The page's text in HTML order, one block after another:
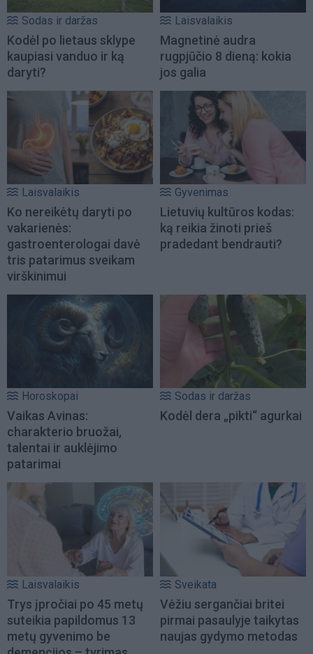
Sodas ir daržas
Kodėl po lietaus sklype
kaupiasi vanduo ir ką
daryti?
Laisvalaikis
Magnetinė audra
rugpjūčio 8 dieną: kokia
jos galia
Laisvalaikis
Ko nereikėtų daryti po
vakarienės:
gastroenterologai davė
tris patarimus sveikam
virškinimui
Gyvenimas
Lietuvių kultūros kodas:
ką reikia žinoti prieš
pradedant bendrauti?
Horoskopai
Vaikas Avinas:
charakterio bruožai,
talentai ir auklėjimo
patarimai
Sodas ir daržas
Kodėl dera „pikti“ agurkai
Laisvalaikis
Trys įpročiai po 45 metų
suteikia papildomus 13
metų gyvenimo be
Sveikata
Vėžiu sergančiai britei
pirmai pasaulyje taikytas
naujas gydymo metodas